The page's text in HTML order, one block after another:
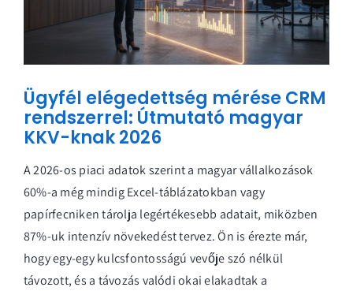
Ügyfél elégedettség mérése CRM
rendszerrel: Útmutató magyar
KKV-knak 2026
A 2026-os piaci adatok szerint a magyar vállalkozások
60%-a még mindig Excel-táblázatokban vagy
papírfecniken tárolja legértékesebb adatait, miközben
87%-uk intenzív növekedést tervez. Ön is érezte már,
hogy egy-egy kulcsfontosságú vevője szó nélkül
távozott, és a távozás valódi okai elakadtak a